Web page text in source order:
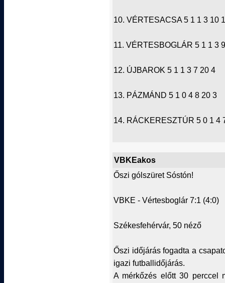
10. VÉRTESACSA 5 1 1 3 10
11. VÉRTESBOGLÁR 5 1 1 3
12. ÚJBAROK 5 1 1 3 7 20 4
13. PÁZMÁND 5 1 0 4 8 20 3
14. RÁCKERESZTÚR 5 0 1 4
VBKEakos
Őszi gólszüret Sóstón!
VBKE - Vértesboglár 7:1 (4:0)
Székesfehérvár, 50 néző
Őszi időjárás fogadta a
igazi futballidőjárás.
A mérkőzés előtt 30 perccel